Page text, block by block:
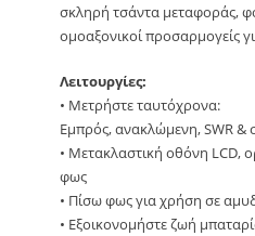
σκληρή τσάντα μεταφοράς,
ομοαξονικοί προσαρμογείς
Λειτουργίες:
• Μετρήστε ταυτόχρονα:
Εμπρός, ανακλώμενη, SWR &
• Μετακλαστική οθόνη LCD,
φως
• Πίσω φως για χρήση σε
• Εξοικονομήστε ζωή